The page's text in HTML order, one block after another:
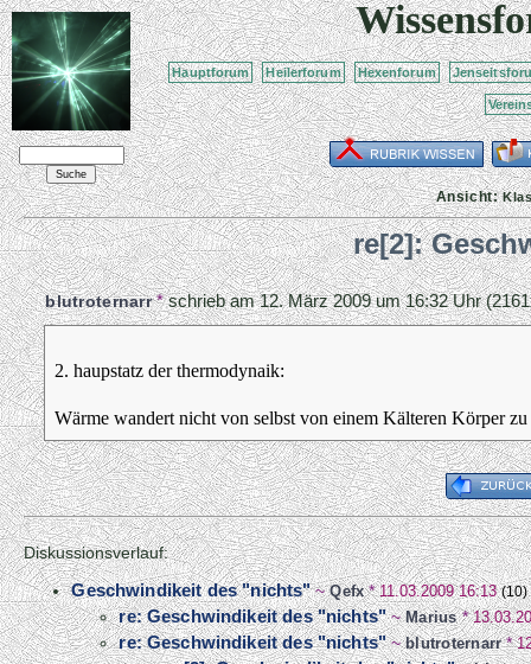
Hauptforum Heilerforum Hexenforum
Ansicht:
re[2]:
blutroternarr*schrieb am12. März 2009 um 16:32 Uhr
2. haupstatz der thermodynaik:
Wärme wandert nicht von selbst von einem Kälteren Körper
Diskussionsverlauf:
Geschwindikeit des "nichts"~Qefx*11.03.2009 16:13 (10)
re: Geschwindikeit des "nichts"~Marius*
re: Geschwindikeit des "nichts"~blutroternarr*